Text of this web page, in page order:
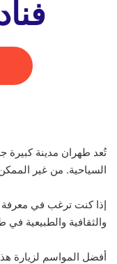
تُعد طهران مدينة كبيرة
السياحية. من غير
إذا كنت ترغب في معرفة
والثقافية والطبيعية
أفضل المواسم لزيارة